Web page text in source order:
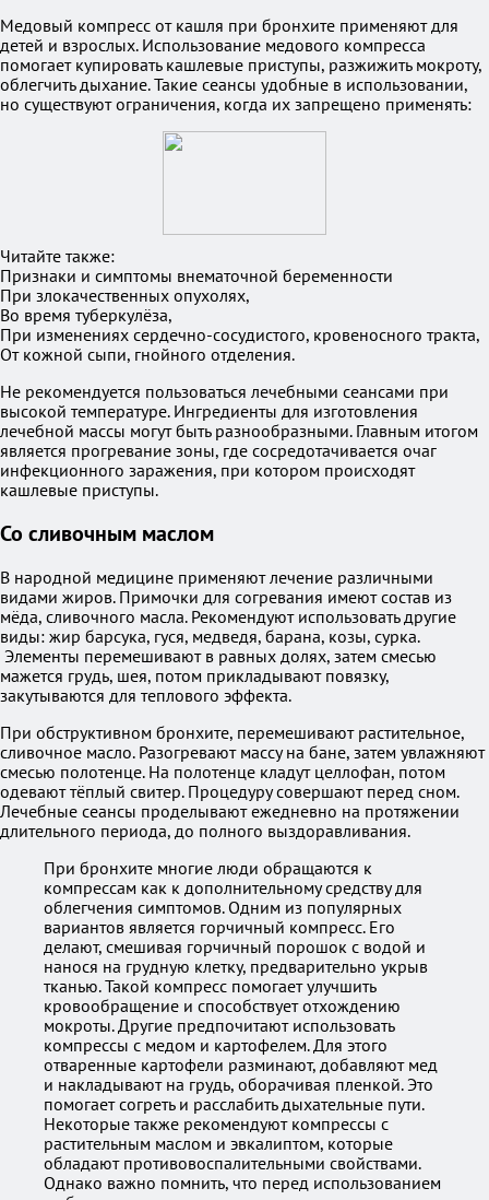
Медовый компресс от кашля при бронхите применяют для
детей и взрослых. Использование медового компресса
помогает купировать кашлевые приступы, разжижить мокроту,
облегчить дыхание. Такие сеансы удобные в использовании,
но существуют ограничения, когда их запрещено применять:
Читайте также:
Признаки и симптомы внематочной беременности
При злокачественных опухолях,
Во время туберкулёза,
При изменениях сердечно-сосудистого, кровеносного тракта,
От кожной сыпи, гнойного отделения.
Не рекомендуется пользоваться лечебными сеансами при
высокой температуре. Ингредиенты для изготовления
лечебной массы могут быть разнообразными. Главным итогом
является прогревание зоны, где сосредотачивается очаг
инфекционного заражения, при котором происходят
кашлевые приступы.
Со сливочным маслом
В народной медицине применяют лечение различными
видами жиров. Примочки для согревания имеют состав из
мёда, сливочного масла. Рекомендуют использовать другие
виды: жир барсука, гуся, медведя, барана, козы, сурка.
Элементы перемешивают в равных долях, затем смесью
мажется грудь, шея, потом прикладывают повязку,
закутываются для теплового эффекта.
При обструктивном бронхите, перемешивают растительное,
сливочное масло. Разогревают массу на бане, затем увлажняют
смесью полотенце. На полотенце кладут целлофан, потом
одевают тёплый свитер. Процедуру совершают перед сном.
Лечебные сеансы проделывают ежедневно на протяжении
длительного периода, до полного выздоравливания.
При бронхите многие люди обращаются к
компрессам как к дополнительному средству для
облегчения симптомов. Одним из популярных
вариантов является горчичный компресс. Его
делают, смешивая горчичный порошок с водой и
нанося на грудную клетку, предварительно укрыв
тканью. Такой компресс помогает улучшить
кровообращение и способствует отхождению
мокроты. Другие предпочитают использовать
компрессы с медом и картофелем. Для этого
отваренные картофели разминают, добавляют мед
и накладывают на грудь, оборачивая пленкой. Это
помогает согреть и расслабить дыхательные пути.
Некоторые также рекомендуют компрессы с
растительным маслом и эвкалиптом, которые
обладают противовоспалительными свойствами.
Однако важно помнить, что перед использованием